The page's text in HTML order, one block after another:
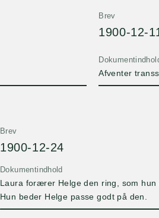
Brev
1900-12-
Afventer
Brev
1900-12-24
Dokumentindhold
Laura forærer Helge den ring, som
Hun beder Helge passe godt på den.